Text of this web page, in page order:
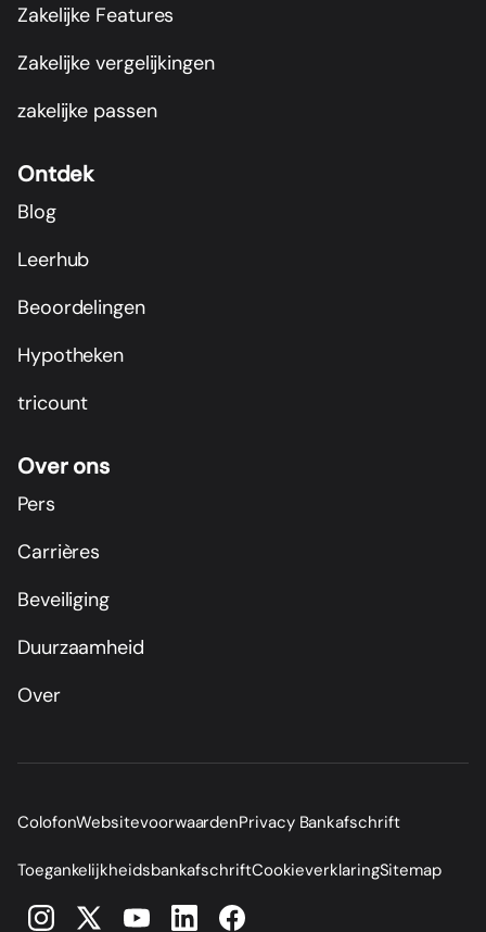
Zakelijke Features
Zakelijke vergelijkingen
zakelijke passen
Ontdek
Blog
Leerhub
Beoordelingen
Hypotheken
tricount
Over ons
Pers
Carrières
Beveiliging
Duurzaamheid
Over
ColofonWebsitevoorwaardenPrivacy Bankafschrift
ToegankelijkheidsbankafschriftCookieverklaringSitemap